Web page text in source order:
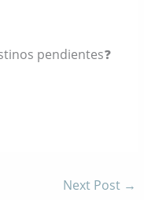
pendientes❓️
Next Post →